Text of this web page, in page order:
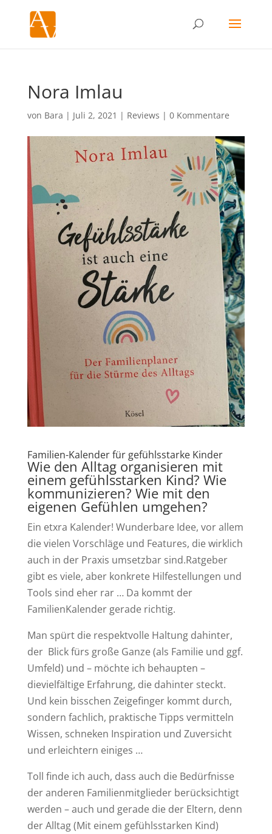
Nora Imlau
von Bara | Juli 2, 2021 | Reviews | 0 Kommentare
Familien-Kalender für gefühlsstarke Kinder
Wie den Alltag organisieren mit
einem gefühlsstarken Kind? Wie
kommunizieren? Wie mit den
eigenen Gefühlen umgehen?
Ein etxra Kalender! Wunderbare Idee, vor allem
die vielen Vorschläge und Features, die wirklich
auch in der Praxis umsetzbar sind.Ratgeber
gibt es viele, aber konkrete Hilfestellungen und
Tools sind eher rar … Da kommt der
FamilienKalender gerade richtig.
Man spürt die respektvolle Haltung dahinter,
der Blick fürs große Ganze (als Familie und ggf.
Umfeld) und – möchte ich behaupten –
dievielfältige Erfahrung, die dahinter steckt.
Und kein bisschen Zeigefinger kommt durch,
sondern fachlich, praktische Tipps vermitteln
Wissen, schneken Inspiration und Zuversicht
und erleichtern einiges …
Toll finde ich auch, dass auch die Bedürfnisse
der anderen Familienmitglieder berücksichtigt
werden – auch und gerade die der Eltern, denn
der Alltag (Mit einem gefühlsstarken Kind)